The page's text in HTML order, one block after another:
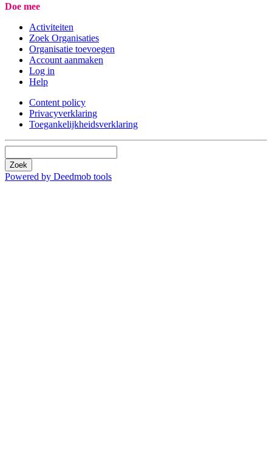
Doe mee
Activiteiten
Zoek Organisaties
Organisatie toevoegen
Account aanmaken
Log in
Help
Content policy
Privacyverklaring
Toegankelijkheidsverklaring
Zoek
Powered by Deedmob tools